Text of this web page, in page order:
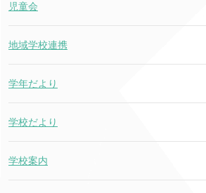
児童会
地域学校連携
学年だより
学校だより
学校案内